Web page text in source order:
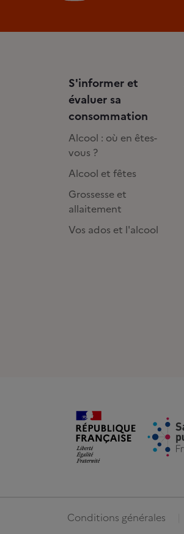
S'informer et
évaluer sa
consommation
Alcool : où en êtes-
vous ?
Alcool et fêtes
Grossesse et
allaitement
Vos ados et l'alcool
Conditions générales